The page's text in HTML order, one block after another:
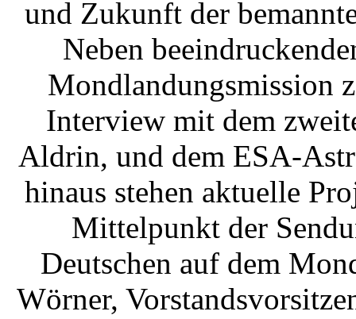
und Zukunft der
Neben
Mondlandungsmission
Interview mit dem
Aldrin, und dem ESA-
hinaus stehen aktuelle
Mittelpunkt der
Deutschen auf dem
Wörner,